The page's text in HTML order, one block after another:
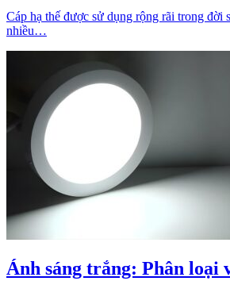
Cáp hạ thế được sử dụng rộng rãi trong đời
nhiều…
Ánh sáng trắng: Phân loại